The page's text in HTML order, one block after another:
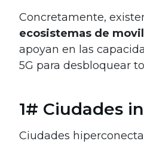
Concretamente,
ecosistemas de
apoyan en las
5G para desbloquear
1# Ciudades
Ciudades